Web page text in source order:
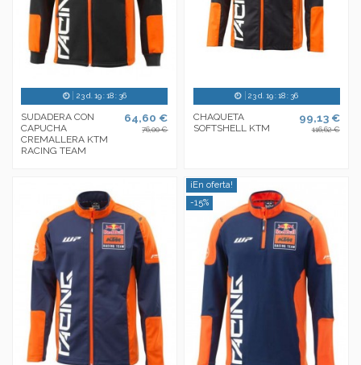
23d.19:18: 35
SUDADERA CON
CAPUCHA
CREMALLERA KTM
RACING TEAM
64,60 €
76,00 €
23d.19:18: 35
CHAQUETA
SOFTSHELL KTM
99,13 €
116,62 €
¡En oferta!
-15%